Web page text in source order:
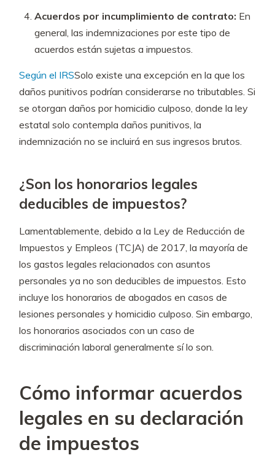
Acuerdos por incumplimiento de contrato: En
general, las indemnizaciones por este tipo de
acuerdos están sujetas a impuestos.
Según el IRSSolo existe una excepción en la que los
daños punitivos podrían considerarse no tributables. Si
se otorgan daños por homicidio culposo, donde la ley
estatal solo contempla daños punitivos, la
indemnización no se incluirá en sus ingresos brutos.
¿Son los honorarios legales
deducibles de impuestos?
Lamentablemente, debido a la Ley de Reducción de
Impuestos y Empleos (TCJA) de 2017, la mayoría de
los gastos legales relacionados con asuntos
personales ya no son deducibles de impuestos. Esto
incluye los honorarios de abogados en casos de
lesiones personales y homicidio culposo. Sin embargo,
los honorarios asociados con un caso de
discriminación laboral generalmente sí lo son.
Cómo informar acuerdos
legales en su declaración
de impuestos